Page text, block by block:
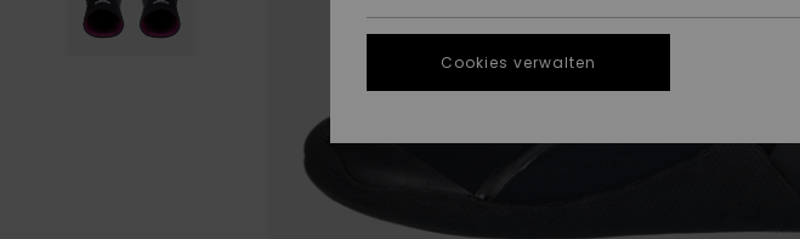
Cookies verwalten